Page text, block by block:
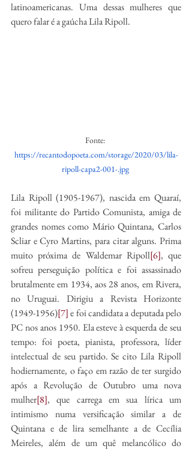
latinoamericanas. Uma dessas mulheres que
quero falar é a gaúcha Lila Ripoll.
Fonte:
https://recantodopoeta.com/storage/2020/03/lila-
ripoll-capa2-001-.jpg
Lila Ripoll (1905-1967), nascida em Quaraí,
foi militante do Partido Comunista, amiga de
grandes nomes como Mário Quintana, Carlos
Scliar e Cyro Martins, para citar alguns. Prima
muito próxima de Waldemar Ripoll[6], que
sofreu perseguição política e foi assassinado
brutalmente em 1934, aos 28 anos, em Rivera,
no Uruguai. Dirigiu a Revista Horizonte
(1949-1956)[7] e foi candidata a deputada pelo
PC nos anos 1950. Ela esteve à esquerda de seu
tempo: foi poeta, pianista, professora, líder
intelectual de seu partido. Se cito Lila Ripoll
hodiernamente, o faço em razão de ter surgido
após a Revolução de Outubro uma nova
mulher[8], que carrega em sua lírica um
intimismo numa versificação similar a de
Quintana e de lira semelhante a de Cecília
Meireles, além de um quê melancólico do